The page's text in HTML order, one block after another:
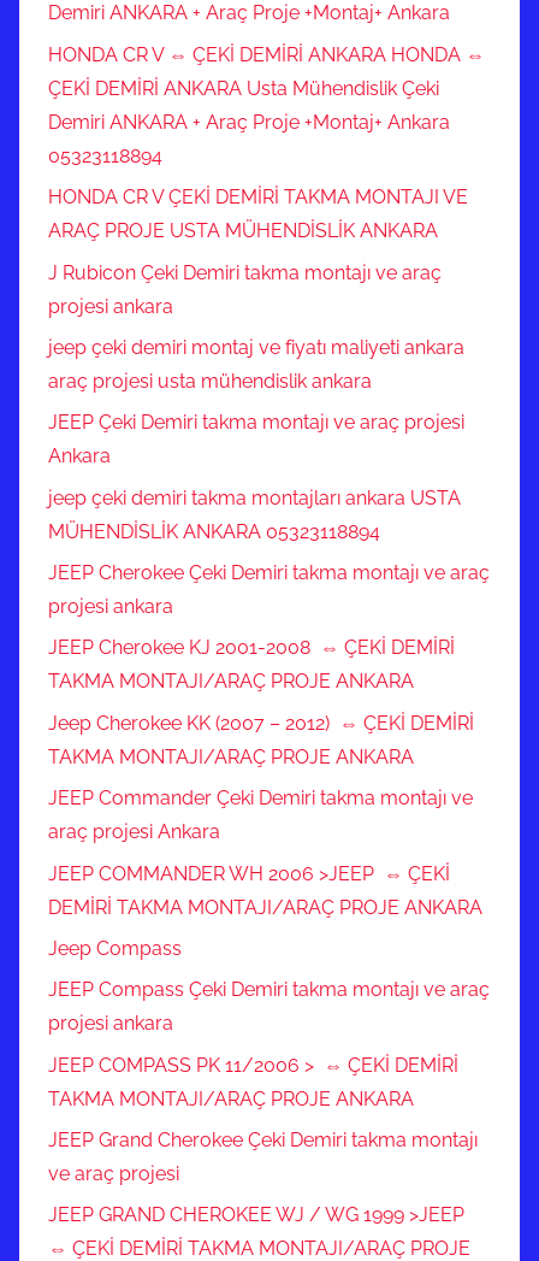
Demiri ANKARA + Araç Proje +Montaj+ Ankara
HONDA CR V ⇔ ÇEKİ DEMİRİ ANKARA HONDA ⇔
ÇEKİ DEMİRİ ANKARA Usta Mühendislik Çeki
Demiri ANKARA + Araç Proje +Montaj+ Ankara
05323118894
HONDA CR V ÇEKİ DEMİRİ TAKMA MONTAJI VE
ARAÇ PROJE USTA MÜHENDİSLİK ANKARA
J Rubicon Çeki Demiri takma montajı ve araç
projesi ankara
jeep çeki demiri montaj ve fiyatı maliyeti ankara
araç projesi usta mühendislik ankara
JEEP Çeki Demiri takma montajı ve araç projesi
Ankara
jeep çeki demiri takma montajları ankara USTA
MÜHENDİSLİK ANKARA 05323118894
JEEP Cherokee Çeki Demiri takma montajı ve araç
projesi ankara
JEEP Cherokee KJ 2001-2008 ⇔ ÇEKİ DEMİRİ
TAKMA MONTAJI/ARAÇ PROJE ANKARA
Jeep Cherokee KK (2007 – 2012) ⇔ ÇEKİ DEMİRİ
TAKMA MONTAJI/ARAÇ PROJE ANKARA
JEEP Commander Çeki Demiri takma montajı ve
araç projesi Ankara
JEEP COMMANDER WH 2006 >JEEP ⇔ ÇEKİ
DEMİRİ TAKMA MONTAJI/ARAÇ PROJE ANKARA
Jeep Compass
JEEP Compass Çeki Demiri takma montajı ve araç
projesi ankara
JEEP COMPASS PK 11/2006 > ⇔ ÇEKİ DEMİRİ
TAKMA MONTAJI/ARAÇ PROJE ANKARA
JEEP Grand Cherokee Çeki Demiri takma montajı
ve araç projesi
JEEP GRAND CHEROKEE WJ / WG 1999 >JEEP
⇔ ÇEKİ DEMİRİ TAKMA MONTAJI/ARAÇ PROJE